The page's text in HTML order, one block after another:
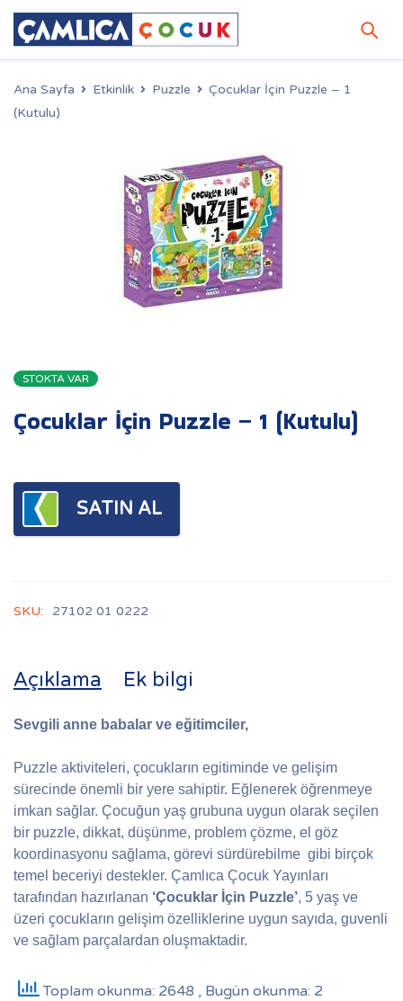
Ana Sayfa Etkinlik Puzzle
Çocuklar İçin Puzzle – 1
(Kutulu)
STOKTA VAR
Çocuklar İçin Puzzle – 1 (Kutulu)
SATIN AL
SKU: 27102 01 0222
Açıklama Ek bilgi
Sevgili anne babalar ve eğitimciler,
Puzzle aktiviteleri, çocukların egitiminde ve gelişim
sürecinde önemli bir yere sahiptir. Eğlenerek öğrenmeye
imkan sağlar. Çocuğun yaş grubuna uygun olarak seçilen
bir puzzle, dikkat, düşünme, problem çözme, el göz
koordinasyonu sağlama, görevi sürdürebilme gibi birçok
temel beceriyi destekler. Çamlıca Çocuk Yayınları
tarafından hazırlanan ‘Çocuklar İçin Puzzle’, 5 yaş ve
üzeri çocukların gelişim özelliklerine uygun sayıda, guvenli
ve sağlam parçalardan oluşmaktadir.
Toplam okunma: 2648 , Bugün okunma: 2